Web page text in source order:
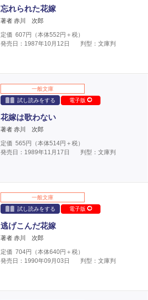
忘れられた花嫁
著者 赤川 次郎
定価 607 円（本体552 円＋税）
発売日：1987年10月12日
判型：文庫判
一般文庫
試し読みをする
電子版
花嫁は歌わない
著者 赤川 次郎
定価 565 円（本体514円＋税）
発売日：1989年11月17日
判型：文庫判
一般文庫
試し読みをする
電子版
逃げこんだ花嫁
著者 赤川 次郎
定価 704円（本体640円＋税）
発売日：1990年09月03日
判型：文庫判